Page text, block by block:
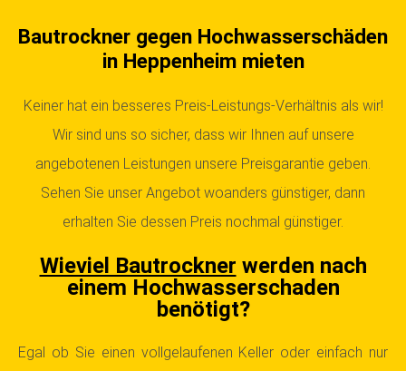
Bautrockner gegen Hochwasserschäden
in Heppenheim mieten
Keiner hat ein besseres Preis-Leistungs-Verhältnis als wir!
Wir sind uns so sicher, dass wir Ihnen auf unsere
angebotenen Leistungen unsere Preisgarantie geben.
Sehen Sie unser Angebot woanders günstiger, dann
erhalten Sie dessen Preis nochmal günstiger.
Wieviel Bautrockner werden nach
einem Hochwasserschaden
benötigt?
Egal ob Sie einen vollgelaufenen Keller oder einfach nur